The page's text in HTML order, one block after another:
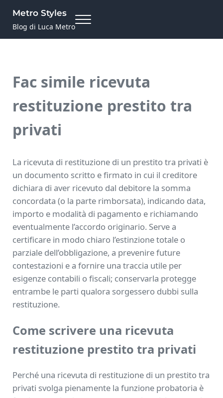
Metro Styles
Blog di Luca Metro Menu
Fac simile ricevuta
restituzione prestito tra
privati​
La ricevuta di restituzione di un prestito tra privati è
un documento scritto e firmato in cui il creditore
dichiara di aver ricevuto dal debitore la somma
concordata (o la parte rimborsata), indicando data,
importo e modalità di pagamento e richiamando
eventualmente l’accordo originario. Serve a
certificare in modo chiaro l’estinzione totale o
parziale dell’obbligazione, a prevenire future
contestazioni e a fornire una traccia utile per
esigenze contabili o fiscali; conservarla protegge
entrambe le parti qualora sorgessero dubbi sulla
restituzione.
Come scrivere una ricevuta
restituzione prestito tra privati​
Perché una ricevuta di restituzione di un prestito tra
privati svolga pienamente la funzione probatoria è